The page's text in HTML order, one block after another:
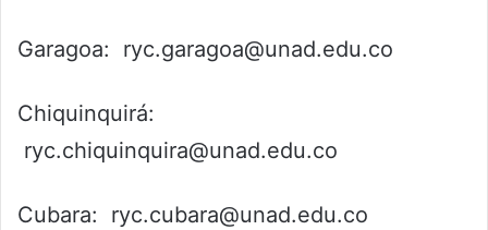
Garagoa: ryc.garagoa@unad.edu.co
Chiquinquirá:
ryc.chiquinquira@unad.edu.co
Cubara: ryc.cubara@unad.edu.co